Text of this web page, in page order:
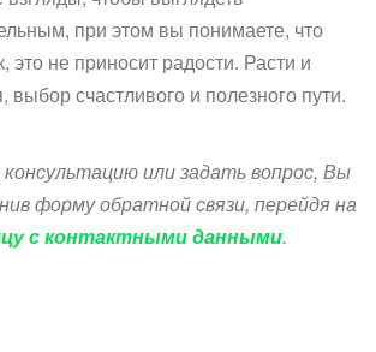
при этом вы понимаете, что
это не приносит радости. Расти и
выбор счастливого и полезного пути.
или задать вопрос, Вы
форму обратной связи, перейдя на
с контактными данными.